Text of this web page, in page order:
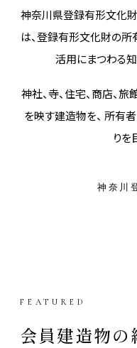
神奈川県登録有形文化
は、登録有形文化財の所
活用にまつわる
神社、寺、住宅、商店、
を映す建造物を、 所有
りを
神奈川
FEATURED
会員建造物の